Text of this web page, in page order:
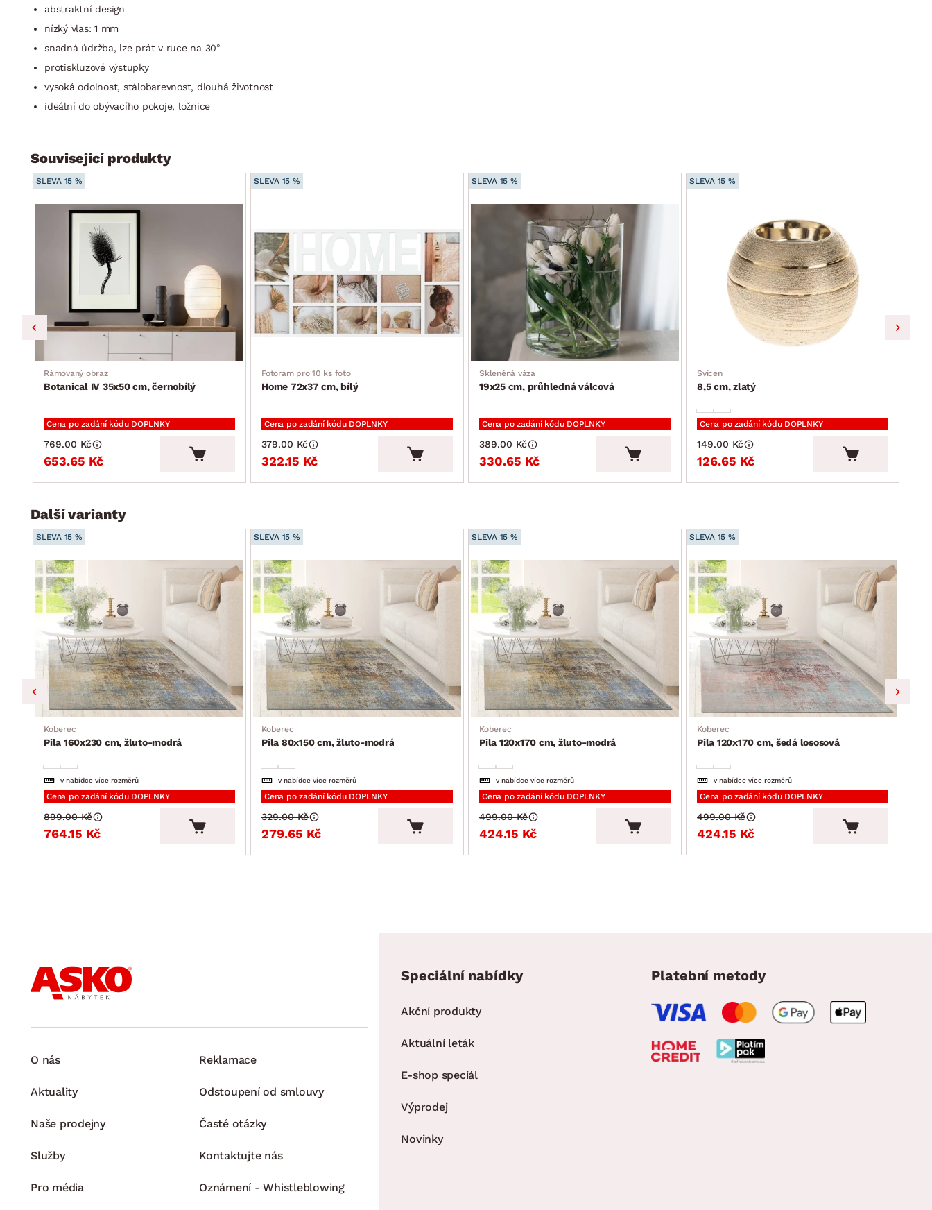
abstraktní design
nízký vlas: 1 mm
snadná údržba, lze prát v ruce na 30°
protiskluzové výstupky
vysoká odolnost, stálobarevnost, dlouhá životnost
ideální do obývacího pokoje, ložnice
Související produkty
SLEVA 15 %
Rámovaný obraz
Botanical IV 35x50 cm, černobílý
Cena po zadání kódu DOPLNKY
653.65 Kč
769.00 Kč
SLEVA 15 %
Fotorám pro 10 ks foto
Home 72x37 cm, bílý
Cena po zadání kódu DOPLNKY
322.15 Kč
379.00 Kč
SLEVA 15 %
Skleněná váza
19x25 cm, průhledná válcová
Cena po zadání kódu DOPLNKY
330.65 Kč
389.00 Kč
SLEVA 15 %
Svícen
8,5 cm, zlatý
Cena po zadání kódu DOPLNKY
126.65 Kč
149.00 Kč
Další varianty
SLEVA 15 %
Koberec
Pila 160x230 cm, žluto-modrá
v nabídce více rozměrů
Cena po zadání kódu DOPLNKY
764.15 Kč
899.00 Kč
SLEVA 15 %
Koberec
Pila 80x150 cm, žluto-modrá
v nabídce více rozměrů
Cena po zadání kódu DOPLNKY
279.65 Kč
329.00 Kč
SLEVA 15 %
Koberec
Pila 120x170 cm, žluto-modrá
v nabídce více rozměrů
Cena po zadání kódu DOPLNKY
424.15 Kč
499.00 Kč
SLEVA 15 %
Koberec
Pila 120x170 cm, šedá lososová
v nabídce více rozměrů
Cena po zadání kódu DOPLNKY
424.15 Kč
499.00 Kč
O nás
Aktuality
Naše prodejny
Služby
Pro média
Reklamace
Odstoupení od smlouvy
Časté otázky
Kontaktujte nás
Oznámení - Whistleblowing
Speciální nabídky
Akční produkty
Aktuální leták
E-shop speciál
Výprodej
Novinky
Platební metody